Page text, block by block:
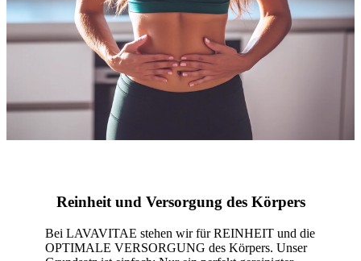
Reinheit und Versorgung des Körpers
Bei LAVAVITAE stehen wir für REINHEIT und die
OPTIMALE VERSORGUNG des Körpers. Unser